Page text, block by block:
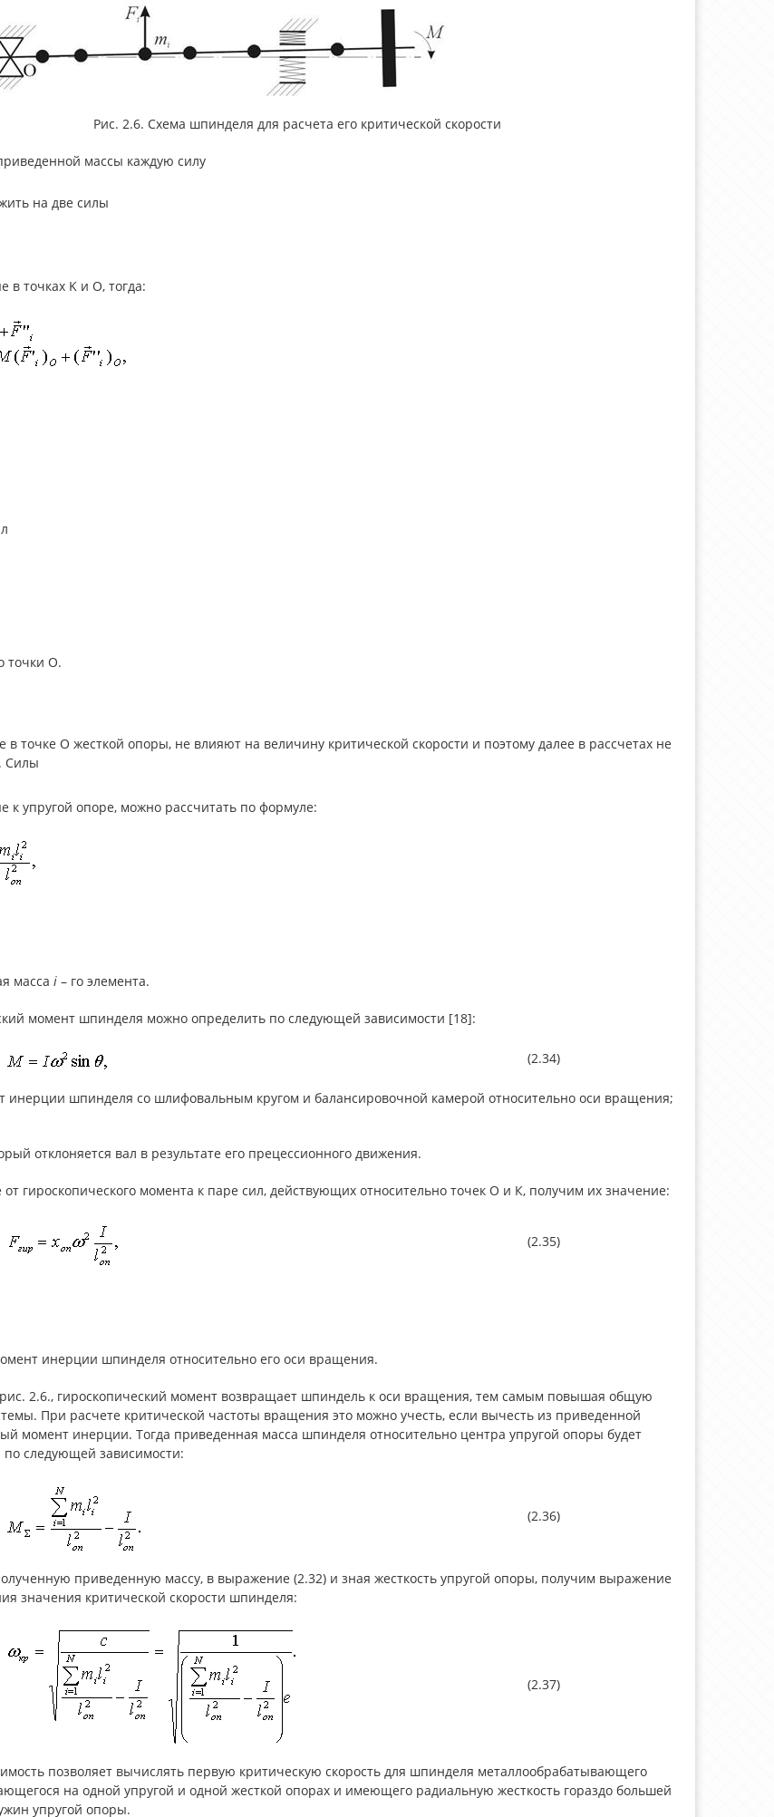
Рис. 2.6. Схема шпинделя для расчета его критической скорости
массы каждую силу
на две силы
в точках K и O, тогда:
точки О.
точке О жесткой опоры, не влияют на величину критической скорости и поэтому далее в рассчетах не
Силы
к упругой опоре, можно рассчитать по формуле:
масса i– го элемента.
момент шпинделя можно определить по следующей зависимости [18]:
(2.34)
инерции шпинделя со шлифовальным кругом и балансировочной камерой относительно оси вращения;
отклоняется вал в результате его прецессионного движения.
гироскопического момента к паре сил, действующих относительно точек О и К, получим их значение:
(2.35)
инерции шпинделя относительно его оси вращения.
2.6., гироскопический момент возвращает шпиндель к оси вращения, тем самым повышая общую
При расчете критической частоты вращения это можно учесть, если вычесть из приведенной
момент инерции. Тогда приведенная масса шпинделя относительно центра упругой опоры будет
по следующей зависимости:
(2.36)
приведенную массу, в выражение (2.32) и зная жесткость упругой опоры, получим выражение
значения критической скорости шпинделя:
(2.37)
позволяет вычислять первую критическую скорость для шпинделя металлообрабатывающего
на одной упругой и одной жесткой опорах и имеющего радиальную жесткость гораздо большей
упругой опоры.